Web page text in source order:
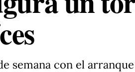
semana con el